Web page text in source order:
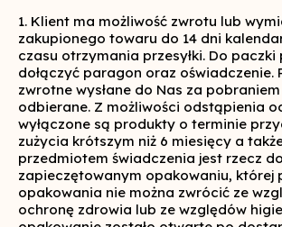
1. Klient ma możliwość zwrotu lub
zakupionego towaru do 14 dni
czasu otrzymania przesyłki. Do paczki
dołączyć paragon oraz oświadczenie.
zwrotne wysłane do Nas za
odbierane. Z możliwości odstąpienia
wyłączone są produkty o terminie
zużycia krótszym niż 6 miesięcy a
przedmiotem świadczenia jest rzecz
zapieczętowanym opakowaniu, której
opakowania nie można zwrócić ze
ochronę zdrowia lub ze względów